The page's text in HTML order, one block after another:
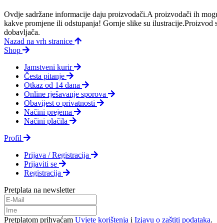
Ovdje sadržane informacije daju proizvodači.A proizvodači ih
kakve promjene ili odstupanja! Gornje slike su
dobavljača.
Nazad na vrh stranice
Shop
Jamstveni kurir
Česta pitanje
Otkaz od 14 dana
Online rješavanje sporova
Obavijest o privatnosti
Načini prejema
Načini plačila
Profil
Prijava / Registracija
Prijaviti se
Registracija
Pretplata na newsletter
Pretplatom prihvaćam Uvjete korištenja i Izjavu o zaštiti podataka.